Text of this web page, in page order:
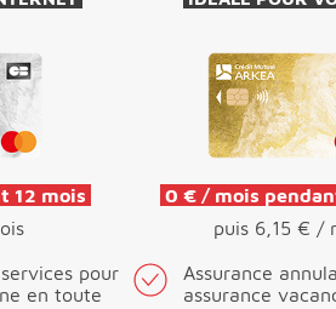
12 mois
pour
en toute
0 € / mois
puis 6,15 € /
Assurance
assurance